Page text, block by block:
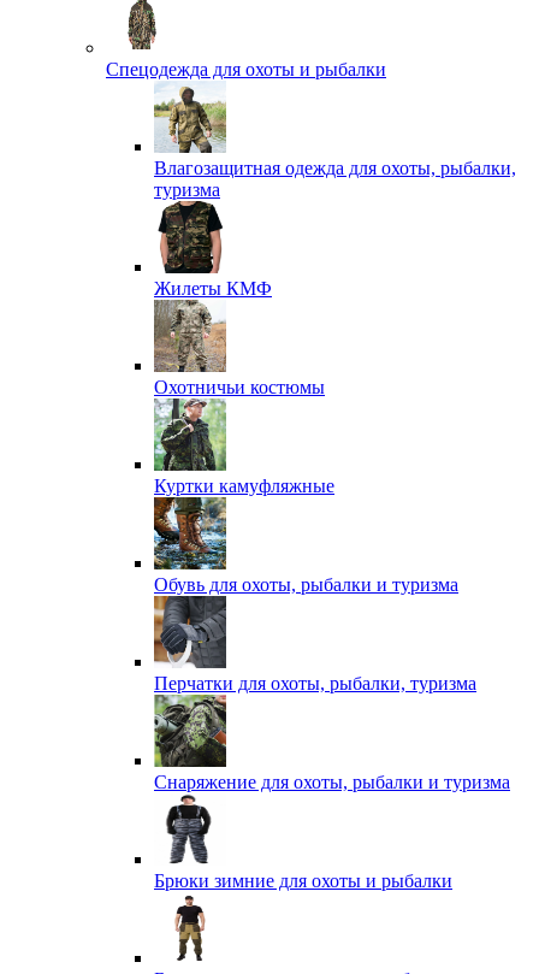
Спецодежда для охоты и рыбалки
Влагозащитная одежда для охоты, рыбалки,
туризма
Жилеты КМФ
Охотничьи костюмы
Куртки камуфляжные
Обувь для охоты, рыбалки и туризма
Перчатки для охоты, рыбалки, туризма
Снаряжение для охоты, рыбалки и туризма
Брюки зимние для охоты и рыбалки